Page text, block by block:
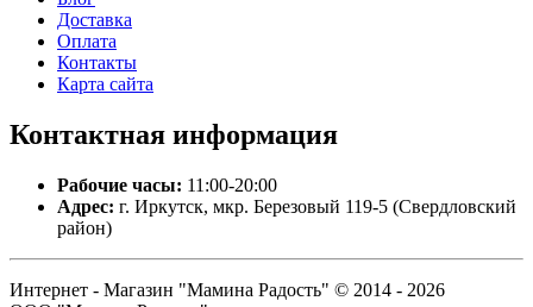
Доставка
Оплата
Контакты
Карта сайта
Контактная информация
Рабочие часы: 11:00-20:00
Адрес: г. Иркутск, мкр. Березовый 119-5 (Свердловский
район)
Интернет - Магазин "Мамина Радость" © 2014 - 2026